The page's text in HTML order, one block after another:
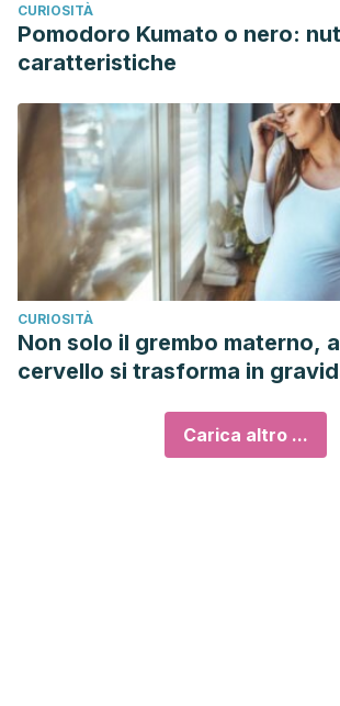
CURIOSITÀ
Pomodoro Kumato o nero:
caratteristiche
CURIOSITÀ
Non solo il grembo materno,
cervello si trasforma in
Carica altro ...